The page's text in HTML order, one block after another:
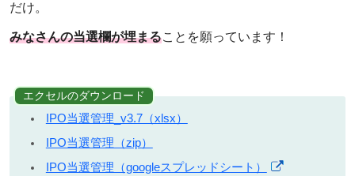
だけ。
みなさんの当選欄が埋まることを願っています！
エクセルのダウンロード
IPO当選管理_v3.7（xlsx）
IPO当選管理（zip）
IPO当選管理（googleスプレッドシート）